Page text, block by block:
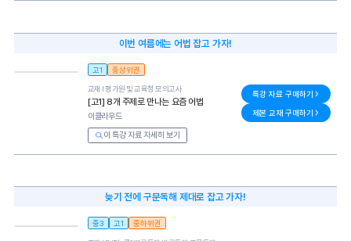
이번 여름에는 어법 잡고 가자!
고1 중상위권
교재 l평가원 및 교육청 모의고사
[고1] 8개 주제로 만나는 요즘 어법
이클라우드
이 특강 자료 자세히 보기
특강 자료 구매하기
제본 교재 구매하기
늦기 전에 구문독해 제대로 잡고 가자!
중3 고1 중하위권